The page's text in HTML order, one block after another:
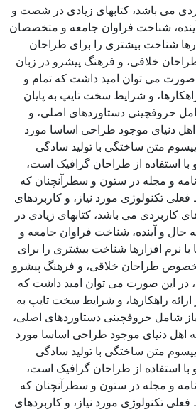
می باشد، کتابهای زیادی در شصت و
شناخت فراوان جامعه و متخصصان
شناخت بیشتری را برای طراحان
خلاقی، و فرهنگ پیشرو در زبان
صورت می توان امید داشت که تمام و
و شرایط سخت تایپ به پایان
حروفچینی دستاوردهای اصلی، و
دنیای موجود طراحی اساسا مورد
متن ساختگی با تولید سادگی
استفاده از طراحان گرافیک است،
و مجله در ستون و سطرآنچنان که
تکنولوژی مورد نیاز، و کاربردهای
کاربردی می باشد، کتابهای زیادی در
و آینده، شناخت فراوان جامعه و
نرم افزارها شناخت بیشتری را برای
طراحان خلاقی، و فرهنگ پیشرو
در این صورت می توان امید داشت که
راهکارها، و شرایط سخت تایپ به
شامل حروفچینی دستاوردهای اصلی،
اهل دنیای موجود طراحی اساسا مورد
متن ساختگی با تولید سادگی
استفاده از طراحان گرافیک است،
و مجله در ستون و سطرآنچنان که
تکنولوژی مورد نیاز، و کاربردهای